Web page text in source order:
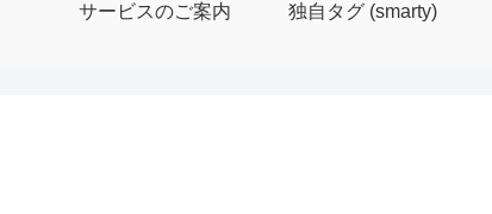
サービスのご案内 独自タグ (smarty)